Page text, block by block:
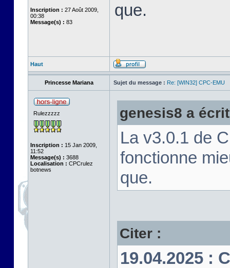
Inscription : 27 Août 2009,
00:38
Message(s) : 83
que.
Haut
Princesse Mariana Sujet du message : Re: [WIN32] CPC-EMU
Rulezzzzz
Inscription : 15 Jan 2009,
11:52
Message(s) : 3688
Localisation : CPCrulez
botnews
genesis8 a
La v3.0.1 de
fonctionne
que.
Citer :
19.04.2025 :